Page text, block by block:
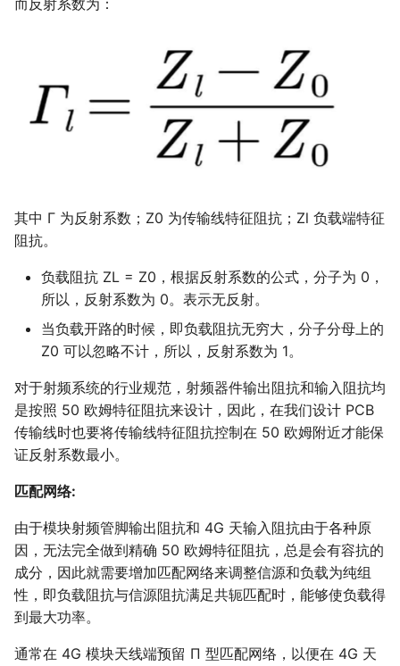
其中 Γ 为反射系数；Z0 为传输线特征阻抗；Zl 负载端特征
阻抗。
负载阻抗 ZL = Z0，根据反射系数的公式，分子为 0，
所以，反射系数为 0。表示无反射。
当负载开路的时候，即负载阻抗无穷大，分子分母上的
Z0 可以忽略不计，所以，反射系数为 1。
对于射频系统的行业规范，射频器件输出阻抗和输入阻抗均
是按照 50 欧姆特征阻抗来设计，因此，在我们设计 PCB
传输线时也要将传输线特征阻抗控制在 50 欧姆附近才能保
证反射系数最小。
匹配网络:
由于模块射频管脚输出阻抗和 4G 天输入阻抗由于各种原
因，无法完全做到精确 50 欧姆特征阻抗，总是会有容抗的
成分，因此就需要增加匹配网络来调整信源和负载为纯组
性，即负载阻抗与信源阻抗满足共轭匹配时，能够使负载得
到最大功率。
通常在 4G 模块天线端预留 Π 型匹配网络，以便在 4G 天